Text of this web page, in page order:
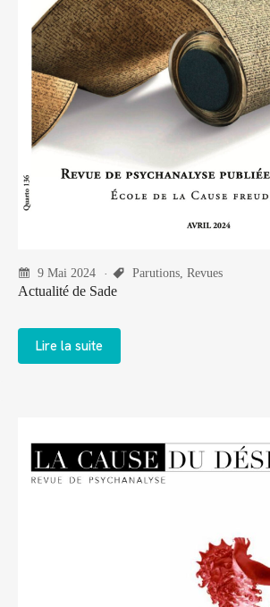
9 Mai 2024 Parutions, Revues
Actualité de Sade
Lire la suite